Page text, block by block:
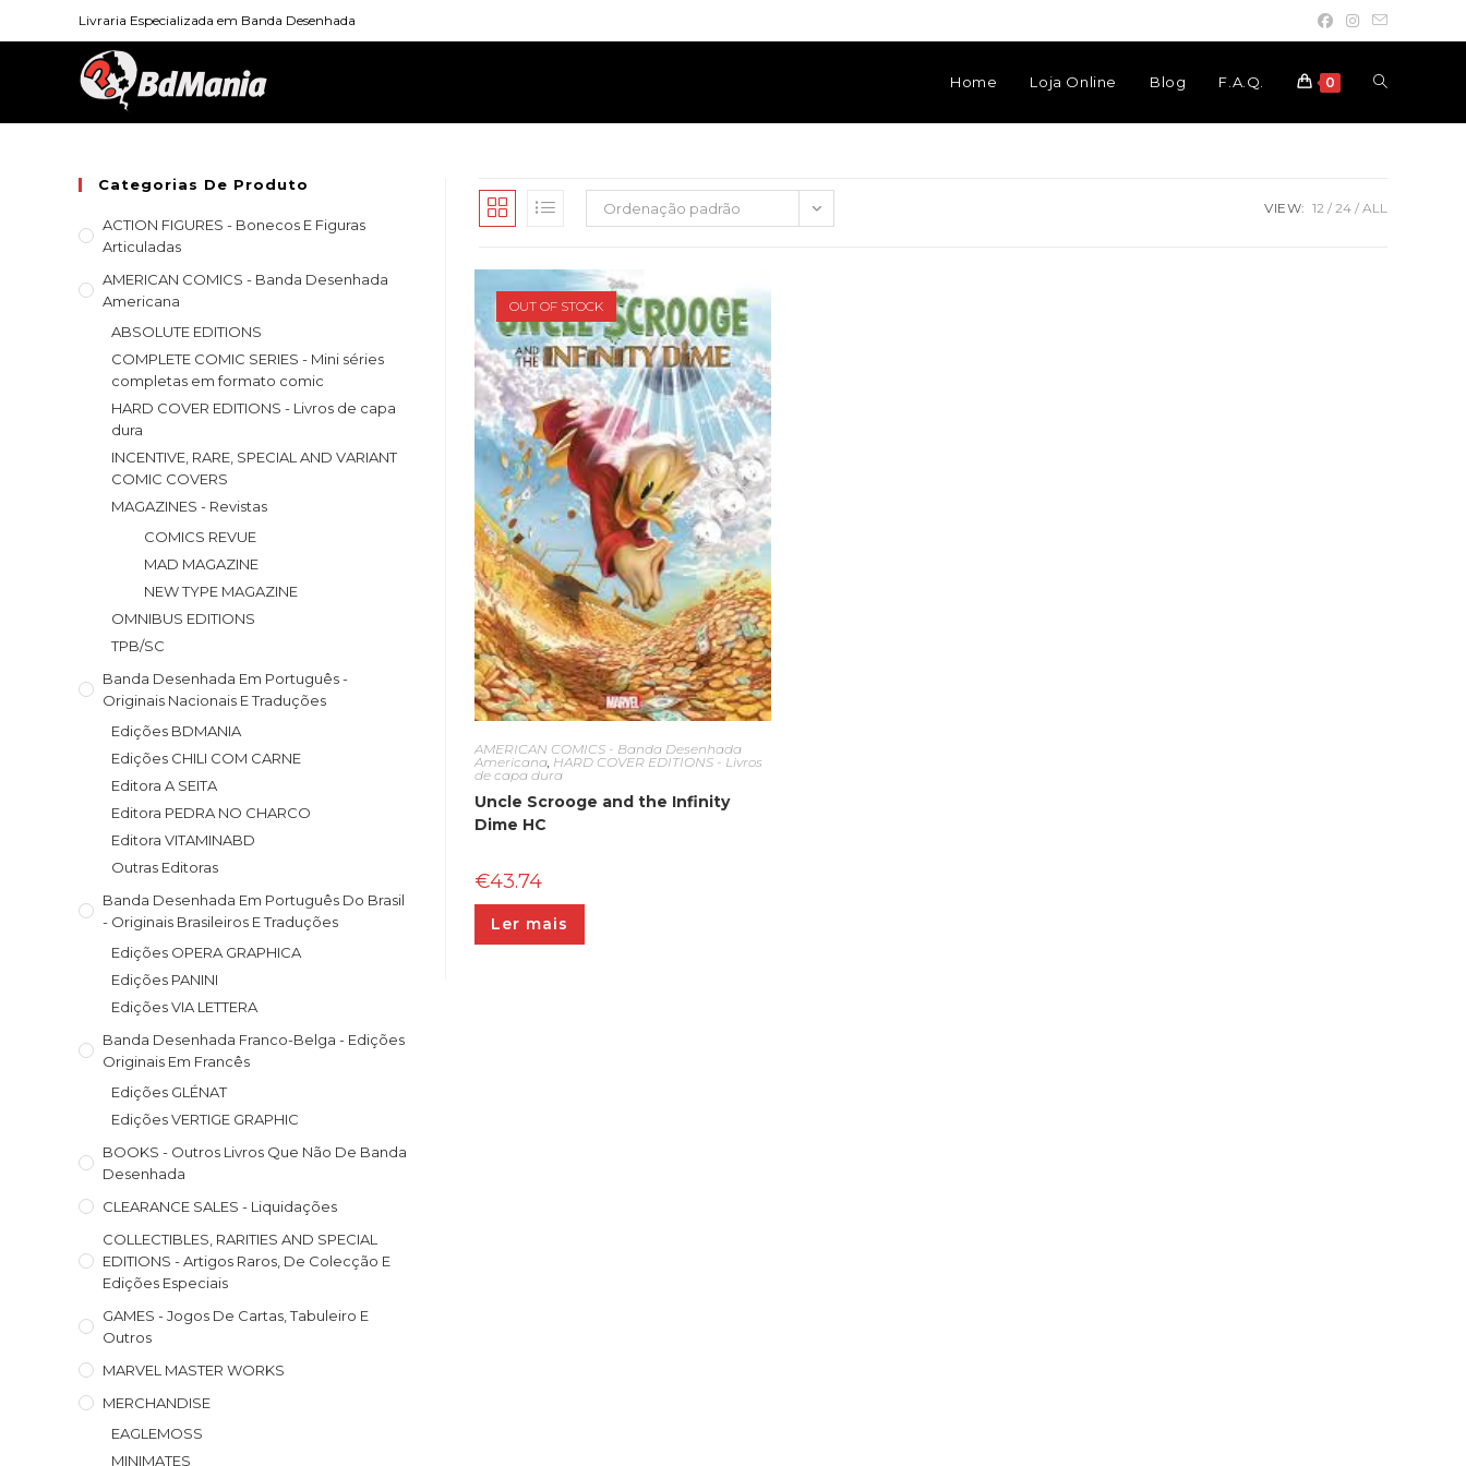
Livraria Especializada em Banda Desenhada
Home Loja Online Blog F.A.Q. 0 Toggle
Categorias De Produto
ACTION FIGURES - Bonecos E Figuras
Articuladas
AMERICAN COMICS - Banda Desenhada
Americana
ABSOLUTE EDITIONS
COMPLETE COMIC SERIES - Mini séries
completas em formato comic
HARD COVER EDITIONS - Livros de capa
dura
INCENTIVE, RARE, SPECIAL AND VARIANT
COMIC COVERS
MAGAZINES - Revistas
COMICS REVUE
MAD MAGAZINE
NEW TYPE MAGAZINE
OMNIBUS EDITIONS
TPB/SC
Banda Desenhada Em Português -
Originais Nacionais E Traduções
Edições BDMANIA
Edições CHILI COM CARNE
Editora A SEITA
Editora PEDRA NO CHARCO
Editora VITAMINABD
Outras Editoras
Banda Desenhada Em Português Do Brasil
- Originais Brasileiros E Traduções
Edições OPERA GRAPHICA
Edições PANINI
Edições VIA LETTERA
Banda Desenhada Franco-Belga - Edições
Originais Em Francês
Edições GLÉNAT
Edições VERTIGE GRAPHIC
BOOKS - Outros Livros Que Não De Banda
Desenhada
CLEARANCE SALES - Liquidações
COLLECTIBLES, RARITIES AND SPECIAL
EDITIONS - Artigos Raros, De Colecção E
Edições Especiais
GAMES - Jogos De Cartas, Tabuleiro E
Outros
MARVEL MASTER WORKS
MERCHANDISE
EAGLEMOSS
MINIMATES
Ordenação padrão VIEW: 12 24 ALL
OUT OF STOCK
AMERICAN COMICS - Banda Desenhada
Americana HARD COVER EDITIONS - Livros
de capa dura
Uncle Scrooge and the Infinity
Dime HC
€43.74
Ler mais